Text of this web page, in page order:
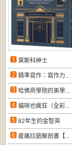
莫斯科紳士
精準寫作：寫作力...
哈佛商學院的美學...
貓咪也瘋狂（全彩...
82年生的金智英
痠痛拉筋解剖書【...